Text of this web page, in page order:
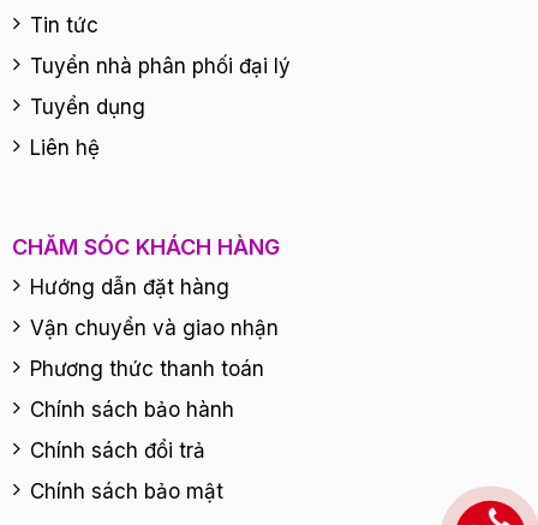
Tin tức
Tuyển nhà phân phối đại lý
Tuyển dụng
Liên hệ
CHĂM SÓC KHÁCH HÀNG
Hướng dẫn đặt hàng
Vận chuyển và giao nhận
Phương thức thanh toán
Chính sách bảo hành
Chính sách đổi trả
Chính sách bảo mật